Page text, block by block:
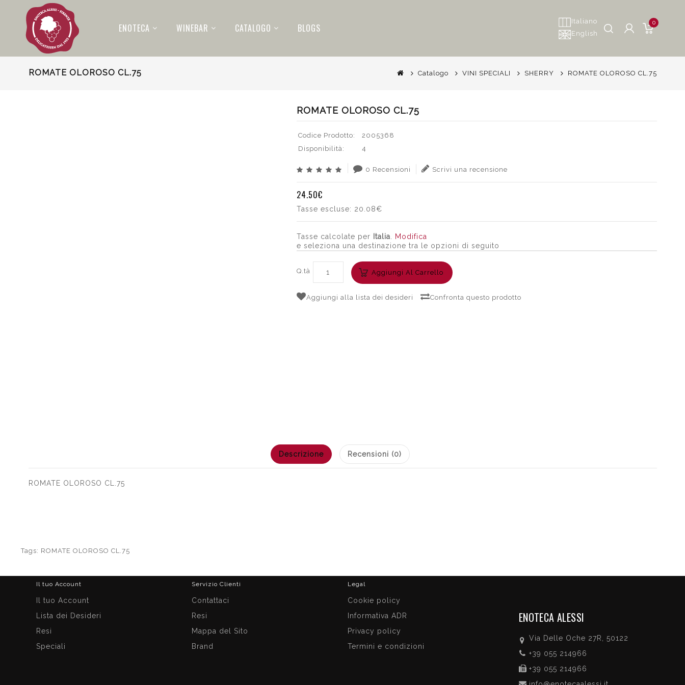
ENOTECA WINEBAR CATALOGO BLOGS
Italiano
English
0
ROMATE OLOROSO CL.75 Catalogo VINI SPECIALI SHERRY ROMATE OLOROSO CL.75
ROMATE OLOROSO CL.75
Codice Prodotto:
2005368
Disponibilità:
4
0 Recensioni Scrivi una recensione
24.50€
Tasse escluse: 20.08€
Tasse calcolate per Italia
Modifica
e seleziona una destinazione tra le opzioni di seguito
Q.tà Aggiungi Al Carrello
Aggiungi alla lista dei desideri Confronta questo prodotto
Descrizione Recensioni (0)
ROMATE OLOROSO CL.75
Tags: ROMATE OLOROSO CL.75
Legal
Cookie policy
Informativa ADR
Privacy policy
Termini e condizioni
Servizio Clienti
Contattaci
Resi
Mappa del Sito
Brand
Il tuo Account
Il tuo Account
Lista dei Desideri
Resi
Speciali
ENOTECA ALESSI
Via Delle Oche 27R, 50122
+39 055 214966
+39 055 214966